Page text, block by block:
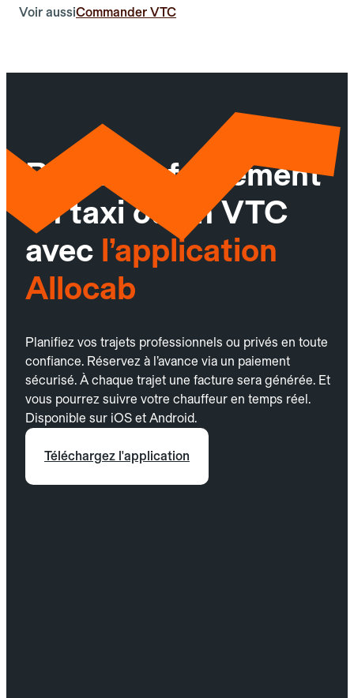
Voir aussiCommander VTC
Réservez facilement
un taxi ou un VTC
avec l’application
Allocab
Planifiez vos trajets professionnels ou privés en toute
confiance. Réservez à l’avance via un paiement
sécurisé. À chaque trajet une facture sera générée. Et
vous pourrez suivre votre chauffeur en temps réel.
Disponible sur iOS et Android.
Téléchargez l'application